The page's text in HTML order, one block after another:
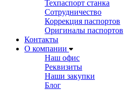
Техпаспорт станка
Сотрудничество
Коррекция паспортов
Оригиналы паспортов
Контакты
О компании
Наш офис
Реквизиты
Наши закупки
Блог